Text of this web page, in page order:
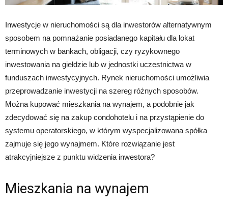
Inwestycje w nieruchomości są dla inwestorów alternatywnym
sposobem na pomnażanie posiadanego kapitału dla lokat
terminowych w bankach, obligacji, czy ryzykownego
inwestowania na giełdzie lub w jednostki uczestnictwa w
funduszach inwestycyjnych. Rynek nieruchomości umożliwia
przeprowadzanie inwestycji na szereg różnych sposobów.
Można kupować mieszkania na wynajem, a podobnie jak
zdecydować się na zakup condohotelu i na przystąpienie do
systemu operatorskiego, w którym wyspecjalizowana spółka
zajmuje się jego wynajmem. Które rozwiązanie jest
atrakcyjniejsze z punktu widzenia inwestora?
Mieszkania na wynajem